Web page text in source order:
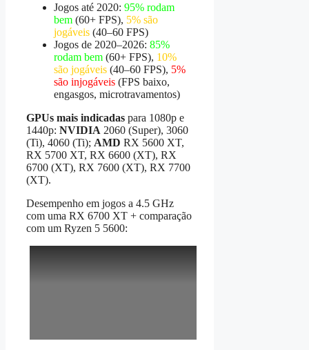
Jogos até 2020: 95% rodam
bem (60+ FPS), 5% são
jogáveis (40–60 FPS)
Jogos de 2020–2026: 85%
rodam bem (60+ FPS), 10%
são jogáveis (40–60 FPS), 5%
são injogáveis (FPS baixo,
engasgos, microtravamentos)
GPUs mais indicadas para 1080p e
1440p: NVIDIA 2060 (Super), 3060
(Ti), 4060 (Ti); AMD RX 5600 XT,
RX 5700 XT, RX 6600 (XT), RX
6700 (XT), RX 7600 (XT), RX 7700
(XT).
Desempenho em jogos a 4.5 GHz
com uma RX 6700 XT + comparação
com um Ryzen 5 5600: